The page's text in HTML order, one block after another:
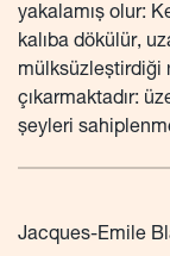
yakalamış olur:
kalıba dökülür,
mülksüzleştirdiği
çıkarmaktadır:
şeyleri
Jacques-Emile